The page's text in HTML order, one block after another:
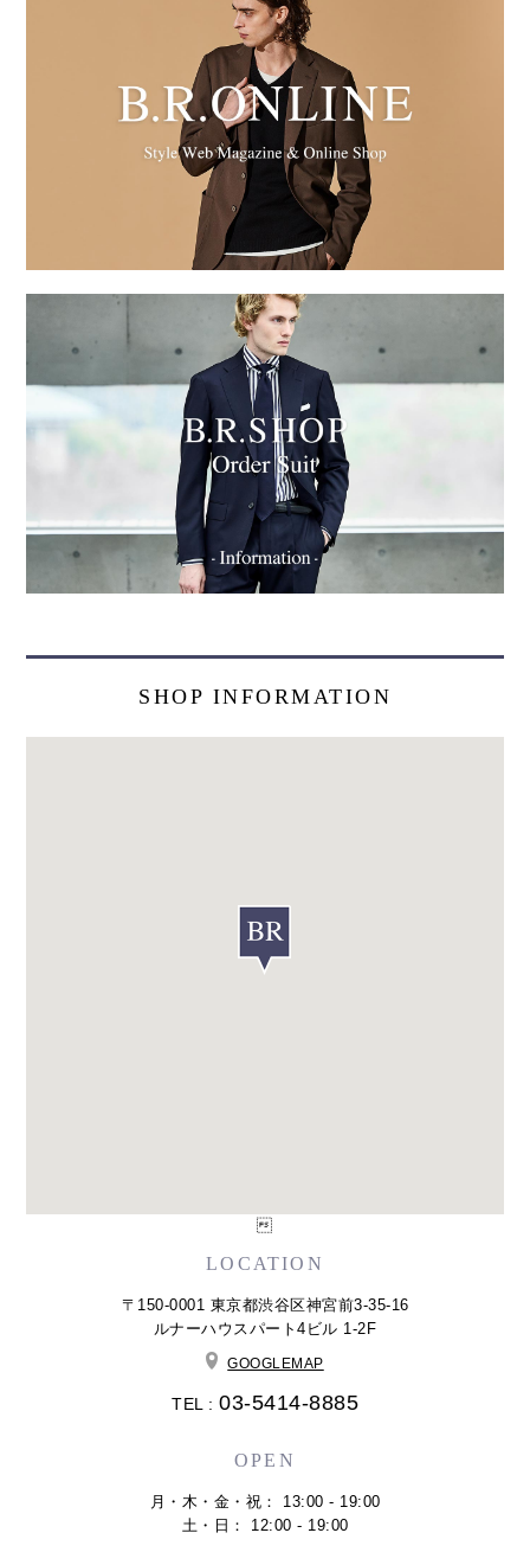
SHOP INFORMATION
LOCATION
〒150-0001 東京都渋谷区神宮前3-35-16
ルナーハウスパート4ビル 1-2F
GOOGLEMAP
TEL : 03-5414-8885
OPEN
月・木・金・祝： 13:00 - 19:00
土・日： 12:00 - 19:00